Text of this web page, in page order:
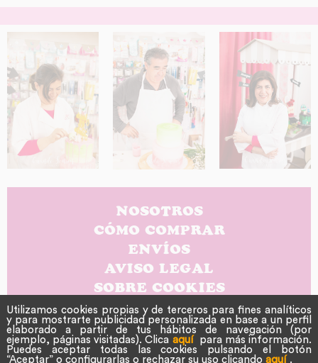
NOSOTROS
CÓMO COMPRAR
ENVÍOS
AVISO LEGAL
SOBRE COOKIES
POLÍTICA DE PRIVACIDAD
CONTACTO
Utilizamos cookies propias y de terceros para fines analíticos
y para mostrarte publicidad personalizada en base a un perfil
elaborado a partir de tus hábitos de navegación (por
ejemplo, páginas visitadas). Clica aquí
para más información.
Puedes aceptar todas las cookies pulsando el botón
“Aceptar” o configurarlas o rechazar su uso clicando aquí .